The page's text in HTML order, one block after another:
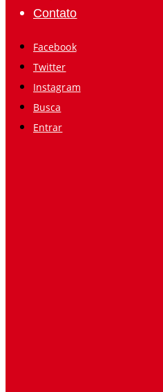
Contato
Facebook
Twitter
Instagram
Busca
Entrar